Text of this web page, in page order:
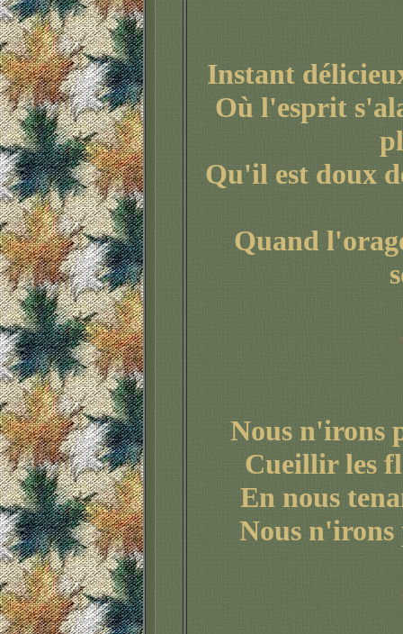
Instant
Où l'esprit
Qu'il est doux
Quand
Nous n'irons
Cueillir les
En nous
Nous n'irons